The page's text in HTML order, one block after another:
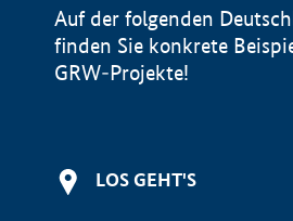
Auf der folgenden
finden Sie konkrete
GRW-Projekte!
LOS GEHT'S